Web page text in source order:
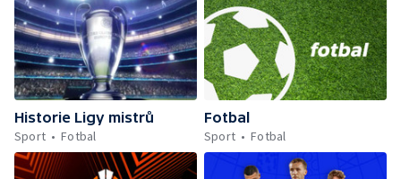
Historie Ligy mistrů
Sport
Fotbal
Fotbal
Sport
Fotbal